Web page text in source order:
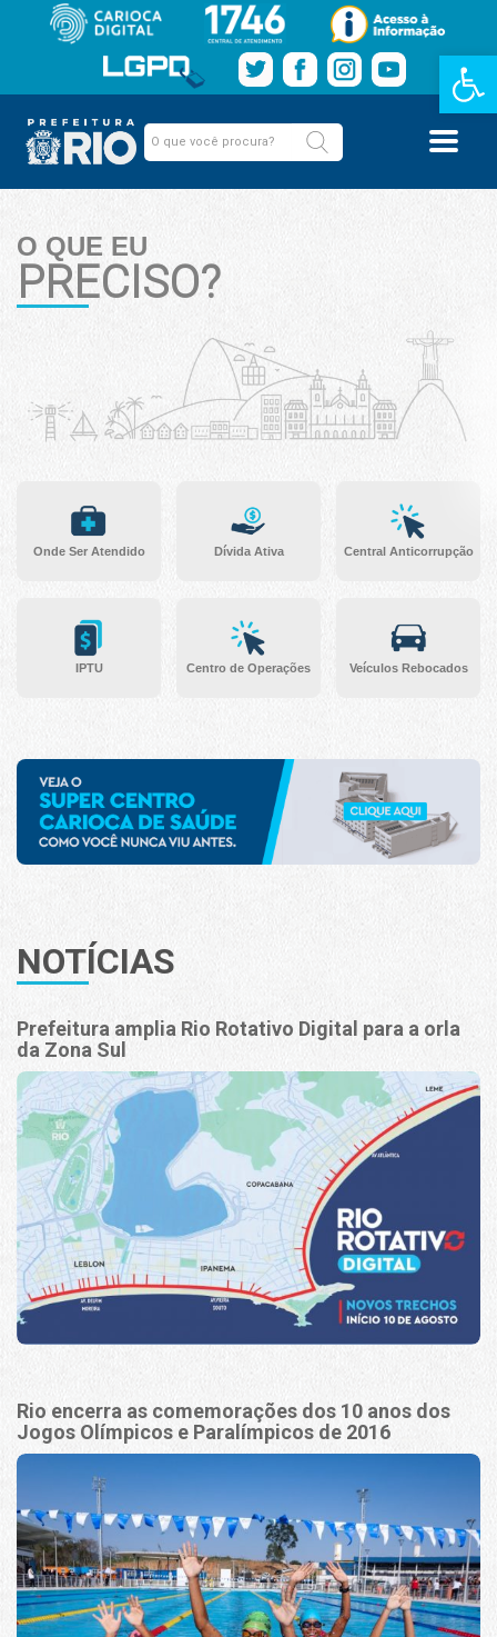
Barra de
O QUE EU
PRECISO?
Onde Ser Atendido
IPTU
Dívida Ativa
Centro de Operações
Central Anticorrupção
Veículos Rebocados
NOTÍCIAS
Prefeitura amplia Rio Rotativo Digital para a orla
da Zona Sul
Rio encerra as comemorações dos 10 anos dos
Jogos Olímpicos e Paralímpicos de 2016